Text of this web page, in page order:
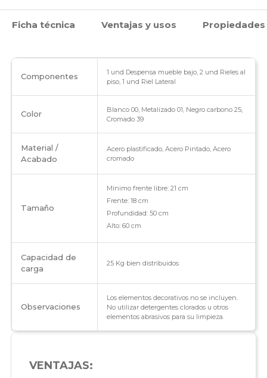
Ficha técnica Ventajas y usos Propiedades
Componentes
1 und Despensa mueble bajo, 2 und Rieles al
piso, 1 und Riel Lateral
Color
Blanco 00, Metalizado 01, Negro carbono 25,
Cromado 39
Material /
Acabado
Acero plastificado, Acero Pintado, Acero
cromado
Tamaño
Mínimo frente libre: 21 cm
Frente: 18 cm
Profundidad: 50 cm
Alto: 60 cm
Capacidad de
carga
25 Kg bien distribuidos
Observaciones
Los elementos decorativos no se incluyen.
No utilizar detergentes clorados u otros
elementos abrasivos para su limpieza.
VENTAJAS: